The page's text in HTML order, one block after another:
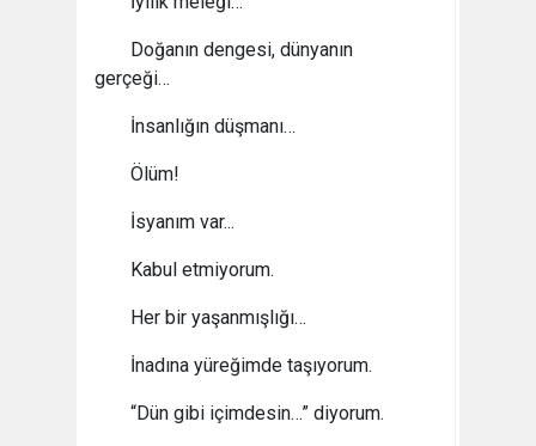
Doğanın dengesi, dünyanın
gerçeği…
İnsanlığın düşmanı…
Ölüm!
İsyanım var...
Kabul etmiyorum.
Her bir yaşanmışlığı…
İnadına yüreğimde taşıyorum.
“Dün gibi içimdesin…” diyorum.